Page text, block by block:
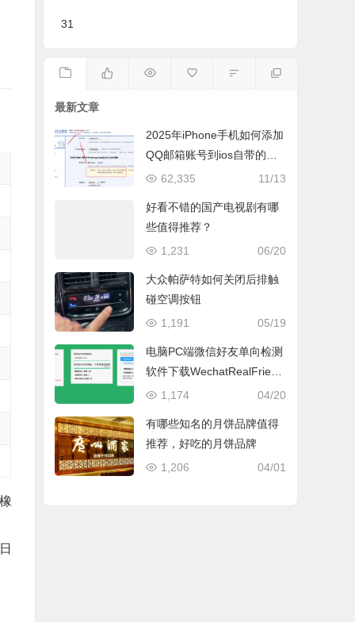
31
最新文章
2025年iPhone手机如何添加
QQ邮箱账号到ios自带的邮
件App
11/13
62,335
好看不错的国产电视剧有哪
些值得推荐？
06/20
1,231
大众帕萨特如何关闭后排触
碰空调按钮
05/19
1,191
电脑PC端微信好友单向检测
软件下载WechatRealFriend
s_1.0.4
04/20
1,174
有哪些知名的月饼品牌值得
推荐，好吃的月饼品牌
04/01
1,206